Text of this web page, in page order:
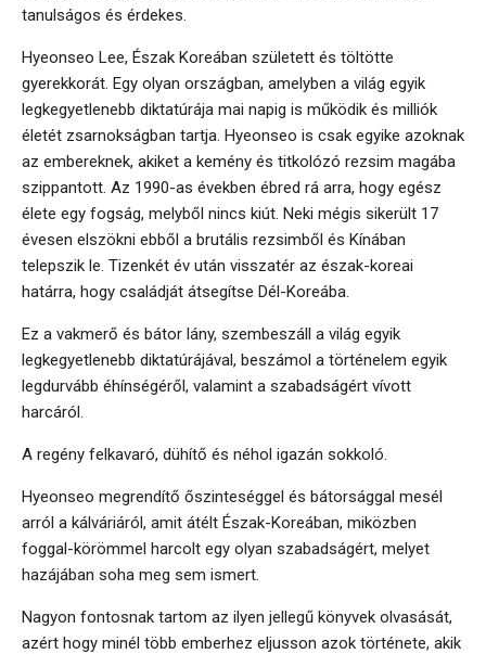
tanulságos és érdekes.
Hyeonseo Lee, Észak Koreában született és töltötte
gyerekkorát. Egy olyan országban, amelyben a világ egyik
legkegyetlenebb diktatúrája mai napig is működik és milliók
életét zsarnokságban tartja. Hyeonseo is csak egyike azoknak
az embereknek, akiket a kemény és titkolózó rezsim magába
szippantott. Az 1990-as években ébred rá arra, hogy egész
élete egy fogság, melyből nincs kiút. Neki mégis sikerült 17
évesen elszökni ebből a brutális rezsimből és Kínában
telepszik le. Tizenkét év után visszatér az észak-koreai
határra, hogy családját átsegítse Dél-Koreába.
Ez a vakmerő és bátor lány, szembeszáll a világ egyik
legkegyetlenebb diktatúrájával, beszámol a történelem egyik
legdurvább éhínségéről, valamint a szabadságért vívott
harcáról.
A regény felkavaró, dühítő és néhol igazán sokkoló.
Hyeonseo megrendítő őszinteséggel és bátorsággal mesél
arról a kálváriáról, amit átélt Észak-Koreában, miközben
foggal-körömmel harcolt egy olyan szabadságért, melyet
hazájában soha meg sem ismert.
Nagyon fontosnak tartom az ilyen jellegű könyvek olvasását,
azért hogy minél több emberhez eljusson azok története, akik